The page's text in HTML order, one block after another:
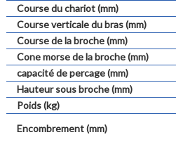
Course du chariot (mm)
Course verticale du bras (mm)
Course de la broche (mm)
Cone morse de la broche (mm)
capacité de percage (mm)
Hauteur sous broche (mm)
Poids (kg)
Encombrement (mm)